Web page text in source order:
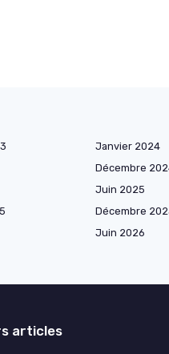
Janvier 2024
Décembre
Juin 2025
Décembre
Juin 2026
articles